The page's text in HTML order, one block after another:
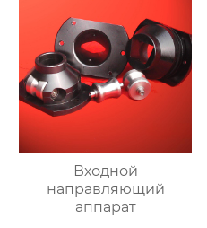
Входной
направляющий
аппарат